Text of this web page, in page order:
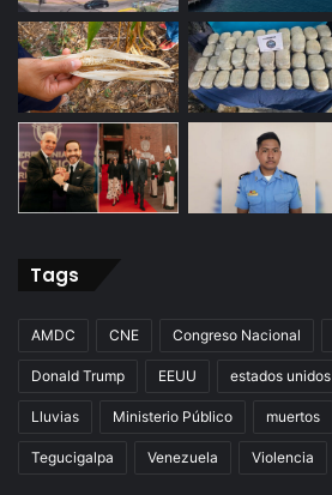
Tags
AMDC CNE Congreso Nacional
Donald Trump EEUU estados unidos
Lluvias Ministerio Público muertos
Tegucigalpa Venezuela Violencia